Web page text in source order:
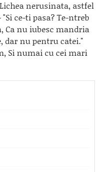
nerusinata, astfel
ce-ti pasa? Te-ntreb
Ca nu iubesc mandria
dar nu pentru catei."
Si numai cu cei mari